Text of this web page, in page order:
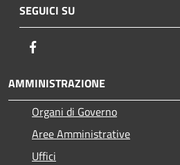
SEGUICI SU
AMMINISTRAZIONE
Organi di Governo
Aree Amministrative
Uffici